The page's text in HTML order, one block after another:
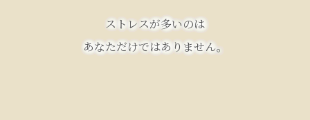
ストレスが多いのは
あなただけではありません。